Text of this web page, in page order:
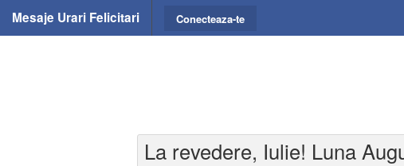
Mesaje Urari Felicitari Conecteaza-te
La revedere, Iulie! Luna